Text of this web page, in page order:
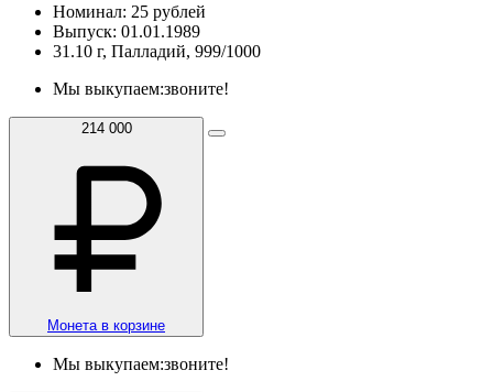
Номинал: 25 рублей
Выпуск: 01.01.1989
31.10 г, Палладий, 999/1000
Мы выкупаем:звоните!
214 000
Монета в корзине
Мы выкупаем:звоните!